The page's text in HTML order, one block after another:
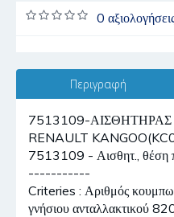
0
Περιγραφή
7513109-
RENAULT
7513109 - Αισθητ., θέση
-----------
Criteries : Αριθμός
γνήσιου ανταλλακτικού